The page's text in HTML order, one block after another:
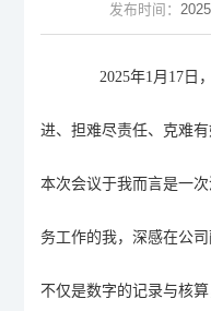
发布时间：
2025年1月 17 日
进、担难尽责任、克难
本次会议于我而言是一
务工作的我，深感在公
不仅是数字的记录与核